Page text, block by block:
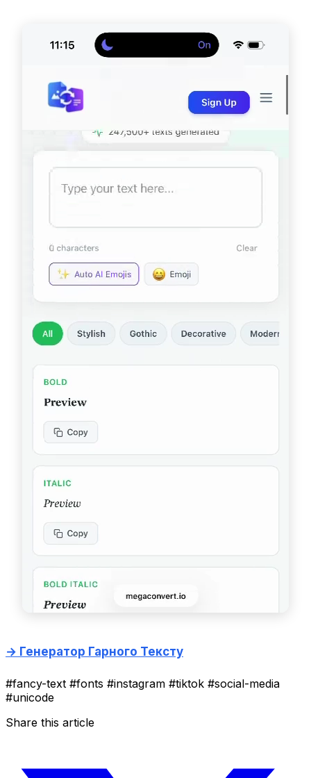
→ Генератор Гарного Тексту
#fancy-text #fonts #instagram #tiktok #social-media
#unicode
Share this article